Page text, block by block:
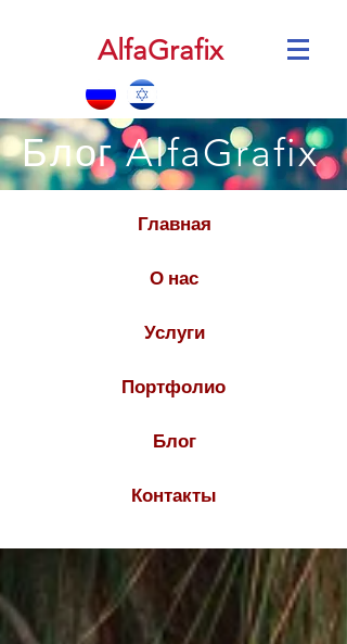
AlfaGrafix
Блог AlfaGrafix
Главная
О нас
Услуги
Портфолио
Блог
Контакты